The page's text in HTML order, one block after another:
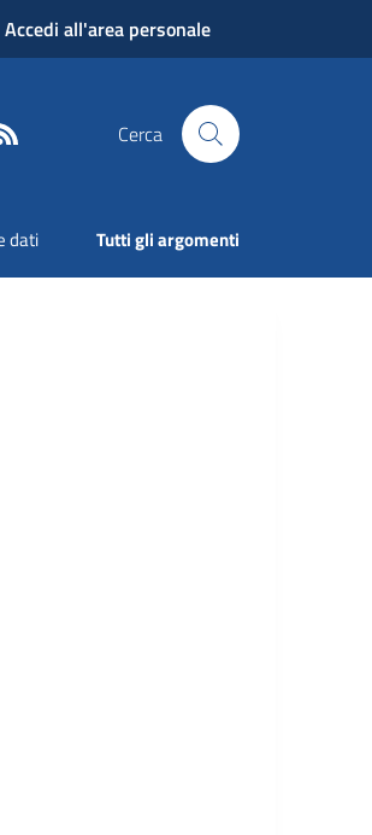
Accedi all'area personale
Cerca
dati Tutti gli argomenti